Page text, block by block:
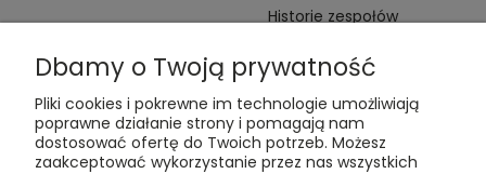
Historie zespołów
Dbamy o Twoją prywatność
Pliki cookies i pokrewne im technologie umożliwiają
poprawne działanie strony i pomagają nam
dostosować ofertę do Twoich potrzeb. Możesz
zaakceptować wykorzystanie przez nas wszystkich